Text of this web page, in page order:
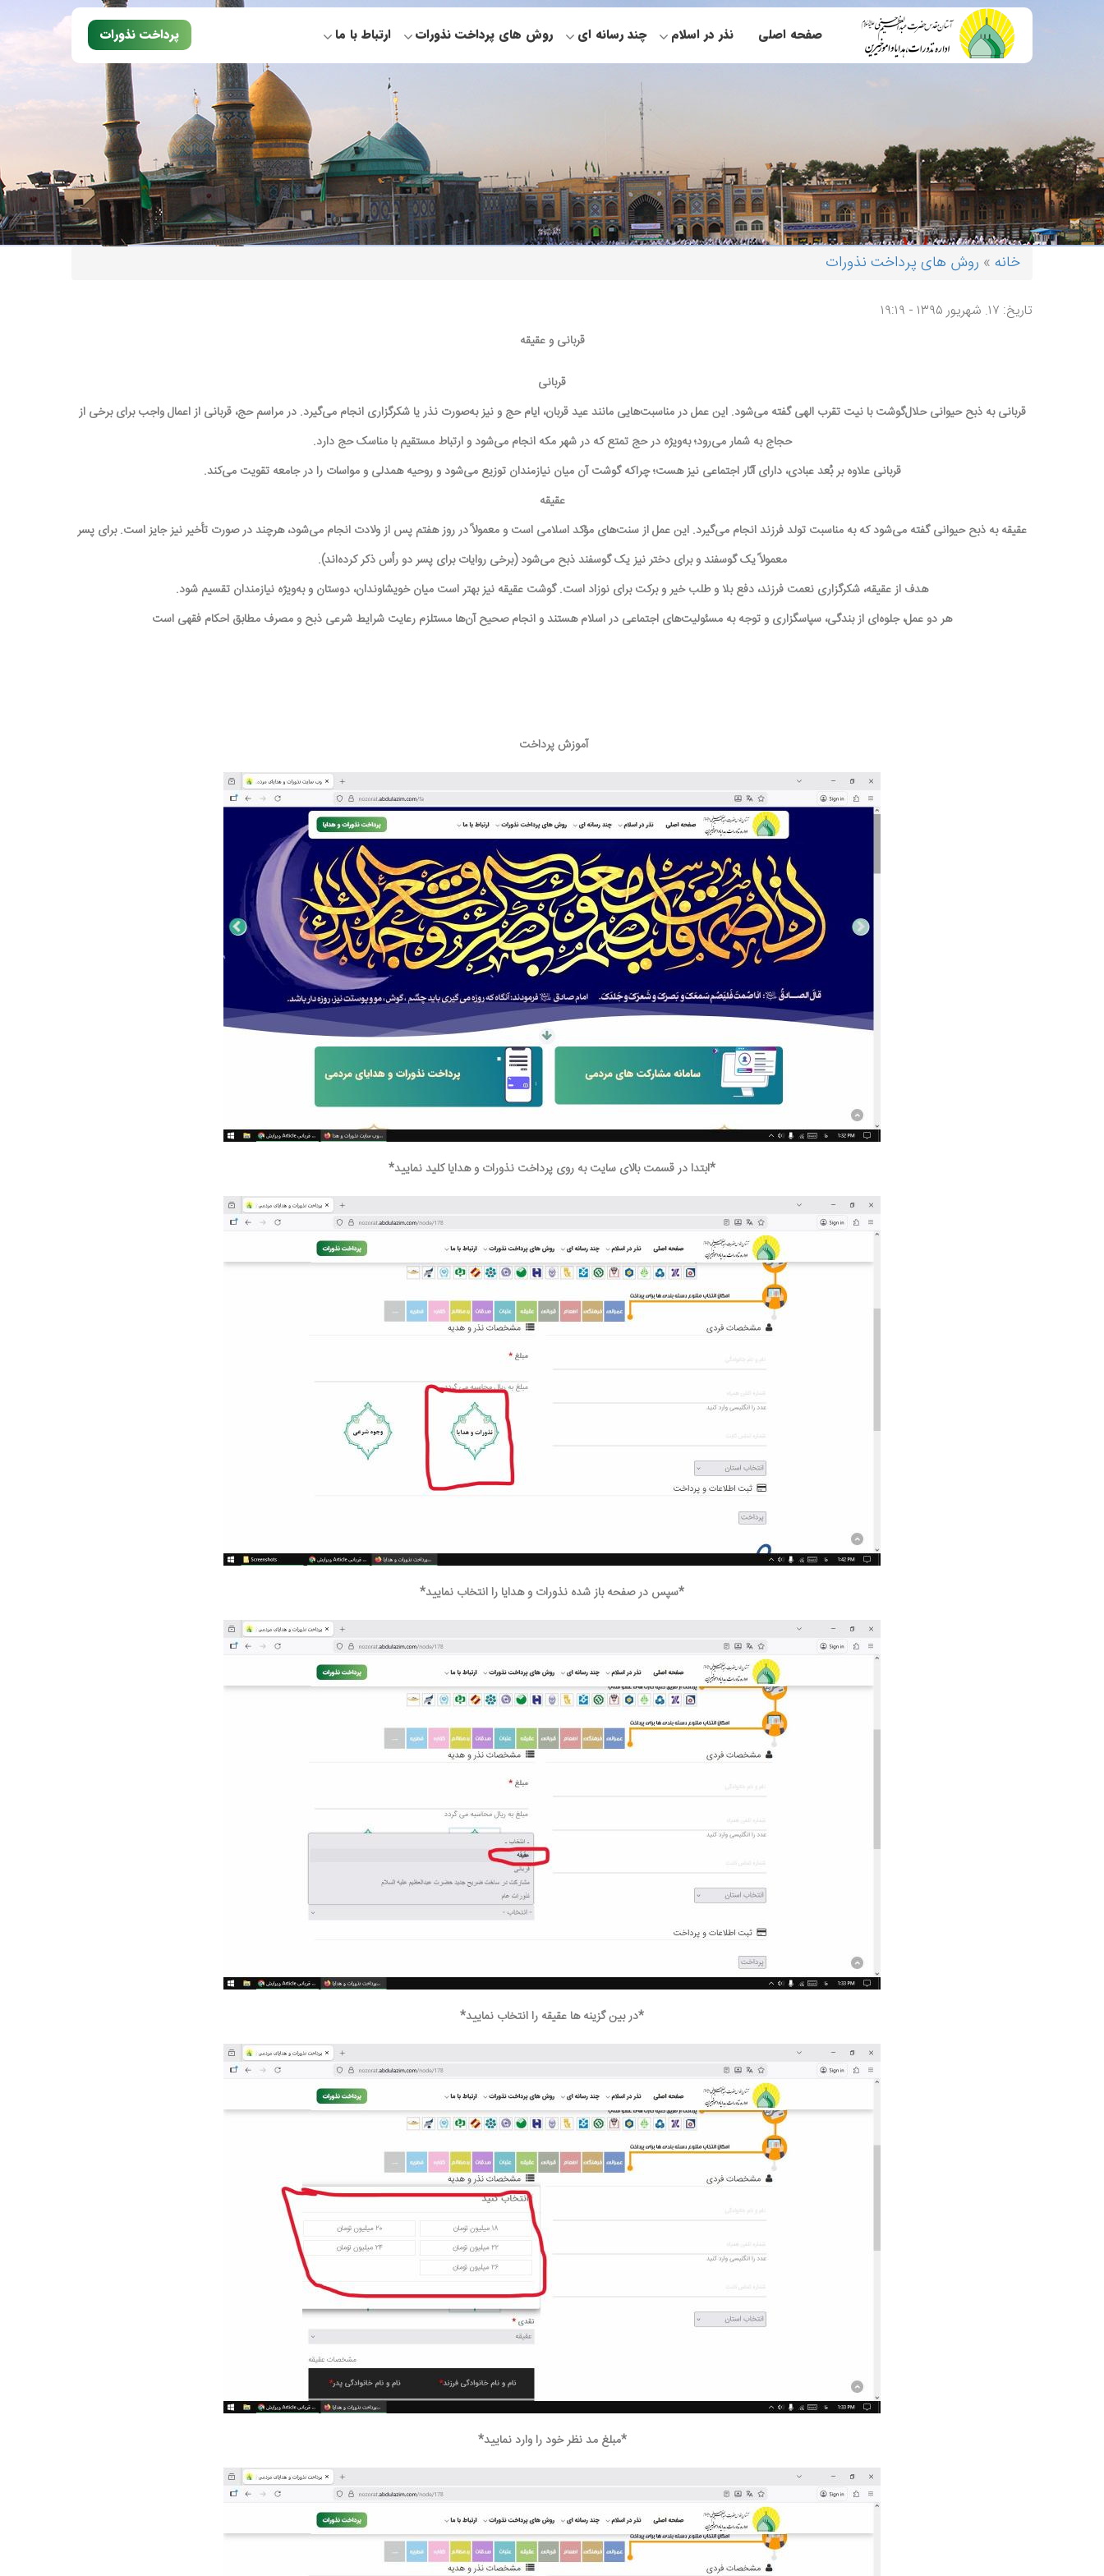
رفتن به محتوای اصلی
صفحه اصلی نذر در اسلام چند رسانه ای روش های پرداخت نذورات ارتباط با ما پرداخت نذورات
شما اینجا هستید
خانه » روش های پرداخت نذورات
تاریخ: ۱۷. شهریور ۱۳۹۵ - ۱۹:۱۹
قربانی و عقیقه
قربانی
قربانی به ذبح حیوانی حلال‌گوشت با نیت تقرب الهی گفته می‌شود. این عمل در مناسبت‌هایی مانند عید قربان، ایام حج و نیز به‌صورت نذر یا شکرگزاری انجام می‌گیرد. در مراسم حج، قربانی از اعمال واجب برای برخی از
حجاج به شمار می‌رود؛ به‌ویژه در حج تمتع که در شهر مکه انجام می‌شود و ارتباط مستقیم با مناسک حج دارد.
قربانی علاوه بر بُعد عبادی، دارای آثار اجتماعی نیز هست؛ چراکه گوشت آن میان نیازمندان توزیع می‌شود و روحیه همدلی و مواسات را در جامعه تقویت می‌کند.
عقیقه
عقیقه به ذبح حیوانی گفته می‌شود که به مناسبت تولد فرزند انجام می‌گیرد. این عمل از سنت‌های مؤکد اسلامی است و معمولاً در روز هفتم پس از ولادت انجام می‌شود، هرچند در صورت تأخیر نیز جایز است. برای پسر
معمولاً یک گوسفند و برای دختر نیز یک گوسفند ذبح می‌شود (برخی روایات برای پسر دو رأس ذکر کرده‌اند).
هدف از عقیقه، شکرگزاری نعمت فرزند، دفع بلا و طلب خیر و برکت برای نوزاد است. گوشت عقیقه نیز بهتر است میان خویشاوندان، دوستان و به‌ویژه نیازمندان تقسیم شود.
هر دو عمل، جلوه‌ای از بندگی، سپاسگزاری و توجه به مسئولیت‌های اجتماعی در اسلام هستند و انجام صحیح آن‌ها مستلزم رعایت شرایط شرعی ذبح و مصرف مطابق احکام فقهی است
آموزش پرداخت
*ابتدا در قسمت بالای سایت به روی پرداخت نذورات و هدایا کلید نمایید*
*سپس در صفحه باز شده نذورات و هدایا را انتخاب نمایید*
*در بین گزینه ها عقیقه را انتخاب نمایید*
*مبلغ مد نظر خود را وارد نمایید*